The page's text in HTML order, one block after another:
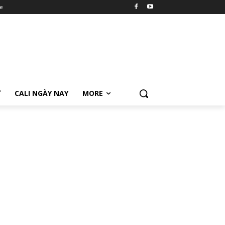
CALI NGÀY NAY MORE